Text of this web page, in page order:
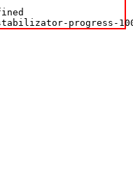
progress-